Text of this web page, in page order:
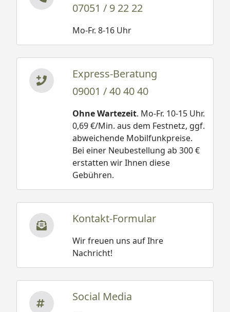
07051 / 9 22 22
Mo-Fr. 8-16 Uhr
Express-Beratung
09001 / 40 40 40
Ohne Wartezeit. Mo-Fr. 10-15 Uhr.
0,69 €/Min. aus dem Festnetz, ggf.
abweichende Mobilfunkpreise.
Bei einer Neubestellung ab 300 €
erstatten wir Ihnen diese
Gebühren.
Kontakt-Formular
Wir freuen uns auf Ihre
Nachricht!
Social Media